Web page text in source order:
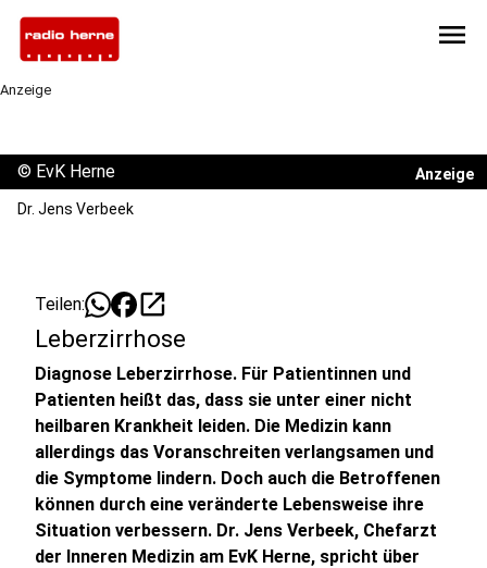
menu
Anzeige
Anzeige
© EvK Herne
Dr. Jens Verbeek
Teilen: open_in_new
Leberzirrhose
Diagnose Leberzirrhose. Für Patientinnen und
Patienten heißt das, dass sie unter einer nicht
heilbaren Krankheit leiden. Die Medizin kann
allerdings das Voranschreiten verlangsamen und
die Symptome lindern. Doch auch die Betroffenen
können durch eine veränderte Lebensweise ihre
Situation verbessern. Dr. Jens Verbeek, Chefarzt
der Inneren Medizin am EvK Herne, spricht über